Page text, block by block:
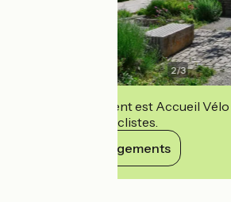
2/3
Cet établissement est Accueil
accueillir des cyclistes.
Voir ses engagements